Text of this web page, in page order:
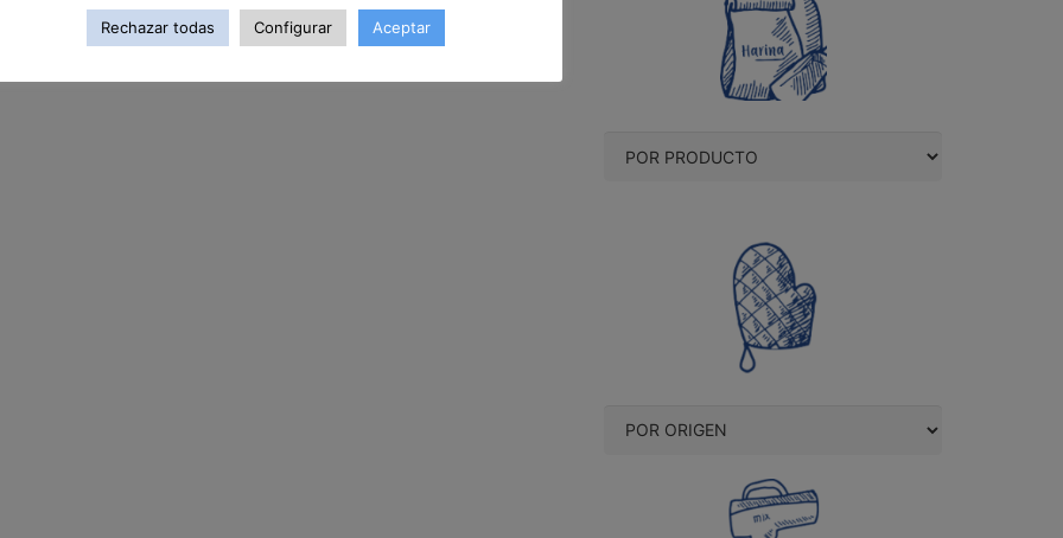
Rechazar todas Configurar Aceptar